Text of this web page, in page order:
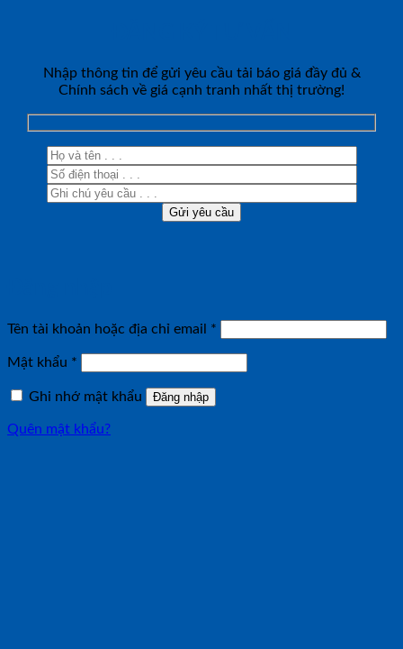
Nhập thông tin để gửi yêu cầu tải báo giá đầy đủ &
Chính sách về giá cạnh tranh nhất thị trường!
Tên tài khoản hoặc địa chỉ email *
Mật khẩu *
Ghi nhớ mật khẩu
Đăng nhập
Quên mật khẩu?